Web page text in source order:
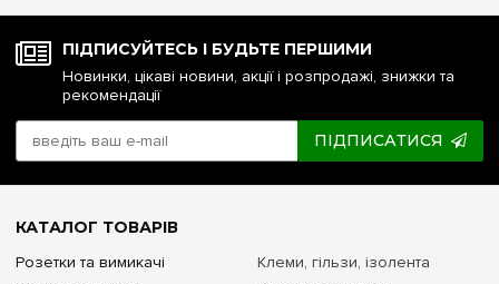
ПІДПИСУЙТЕСЬ І БУДЬТЕ ПЕРШИМИ
Новинки, цікаві новини, акції і розпродажі, знижки та
рекомендації
ПІДПИСАТИСЯ
КАТАЛОГ ТОВАРІВ
Розетки та вимикачі
Клеми, гільзи, ізолента